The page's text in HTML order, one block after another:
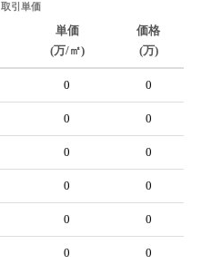
取引単価
単価
(万/㎡)
価格
(万)
0 0
0 0
0 0
0 0
0 0
0 0